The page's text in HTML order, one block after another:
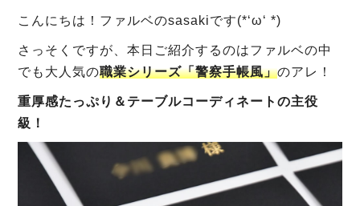
こんにちは！ファルベのsasakiです(*‘ω‘ *)
さっそくですが、本日ご紹介するのはファルベの中
でも大人気の職業シリーズ「警察手帳風」のアレ！
重厚感たっぷり＆テーブルコーディネートの主役
級！